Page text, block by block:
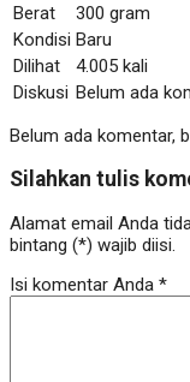
Berat
300 gram
Kondisi Baru
Dilihat
4.005 kali
Diskusi Belum ada
Belum ada komentar,
Silahkan tulis
Alamat email Anda
bintang (*) wajib diisi.
Isi komentar Anda *